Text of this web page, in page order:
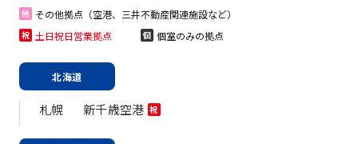
他 その他拠点（空港、三井不動産関連施設など）
祝 土日祝日営業拠点 個 個室のみの拠点
北海道
札幌 新千歳空港 祝